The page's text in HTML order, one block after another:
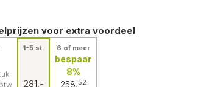
voor extra voordeel
1-5 st.
281,-
6 of meer
bespaar
8%
258,52